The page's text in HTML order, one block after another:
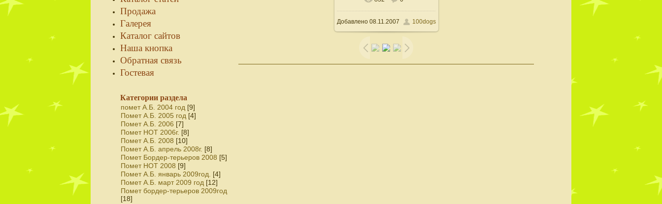
600x800/ 94.8Kb
Добавлено08.11.2007 100dogs
Продажа
Галерея
Каталог сайтов
Наша кнопка
Обратная связь
Гостевая
Категории раздела
помет А.Б. 2004 год [9]
Помет А.Б. 2005 год [4]
Помет А.Б. 2006 [7]
Помет НОТ 2006г. [8]
Помет А.Б. 2008 [10]
Помет А.Б. апрель 2008г. [8]
Помет Бордер-терьеров 2008 [5]
Помет НОТ 2008 [9]
Помет А.Б. январь 2009год.
[4]
Помет А.Б. март 2009 год [12]
Помет бордер-терьеров 2009год
[18]